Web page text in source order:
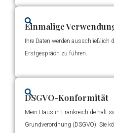
Einmalige
Ihre Daten werden ausschließlich
Erstgespräch zu führen.
DSGVO-Konformität
Mein-Haus-in-Frankreich.de hält
Grundverordnung (DSGVO). Sie